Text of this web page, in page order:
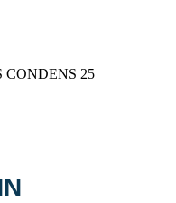
CONDENS 25